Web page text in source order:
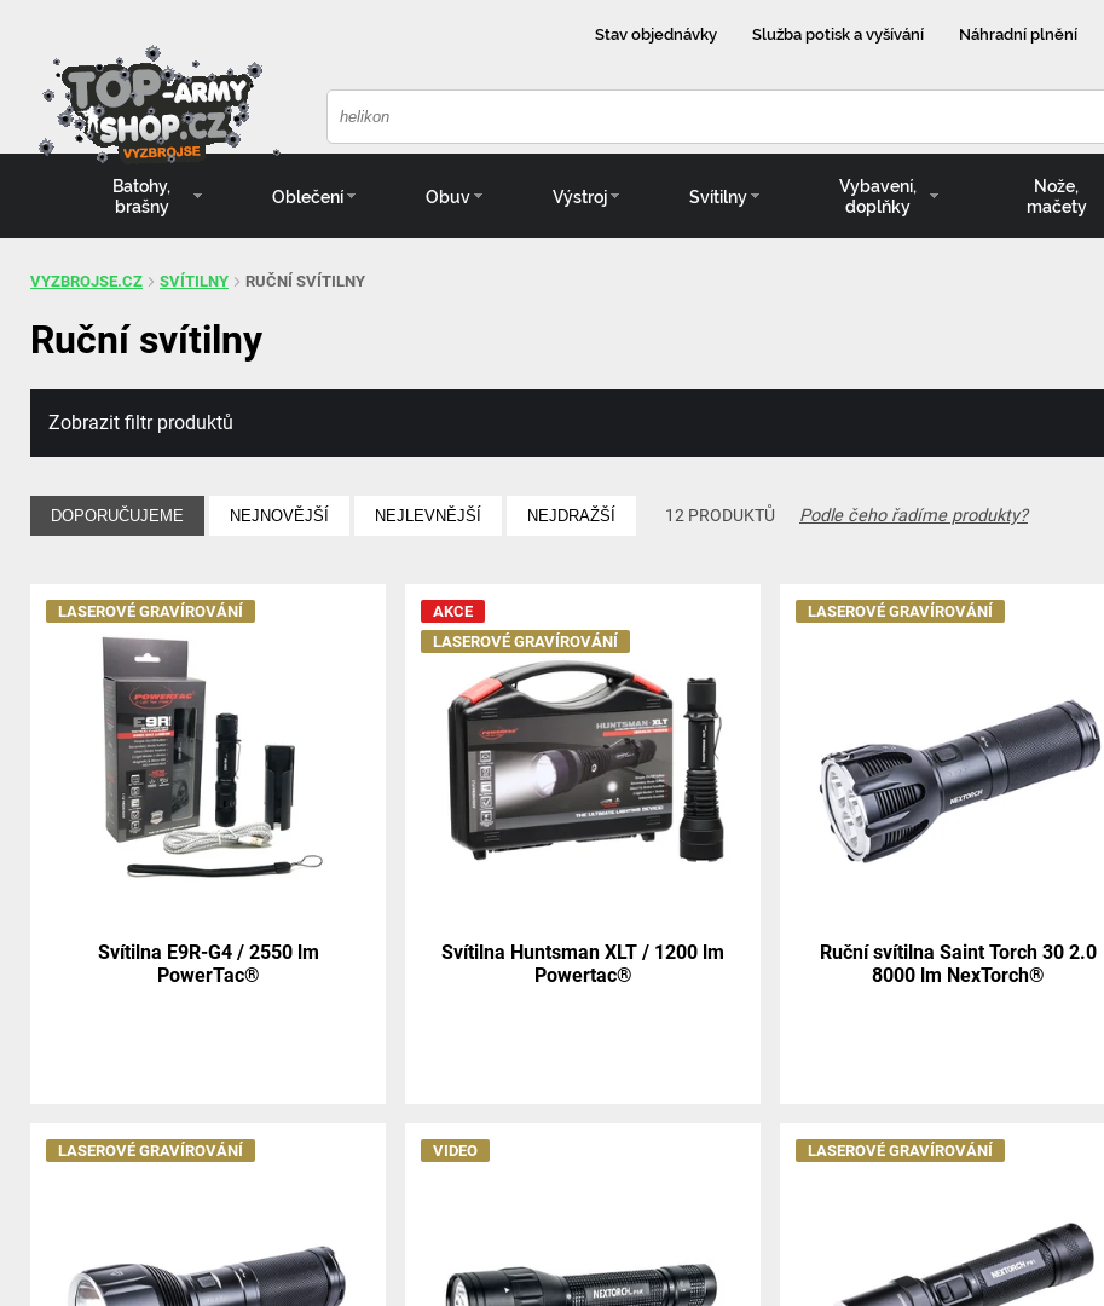
Stav objednávky Služba potisk a vyšívání Náhradní plnění
Batohy,
brašny
Oblečení Obuv Výstroj Svítilny
Vybavení,
doplňky
Nože,
mačety
VYZBROJSE.CZ SVÍTILNY RUČNÍ SVÍTILNY
Ruční svítilny
Zobrazit filtr produktů
DOPORUČUJEME NEJNOVĚJŠÍ NEJLEVNĚJŠÍ NEJDRAŽŠÍ 12 PRODUKTŮ Podle čeho řadíme produkty?
LASEROVÉ GRAVÍROVÁNÍ
Svítilna E9R-G4 / 2550 lm
PowerTac®
AKCE
LASEROVÉ GRAVÍROVÁNÍ
Svítilna Huntsman XLT / 1200 lm
Powertac®
LASEROVÉ GRAVÍROVÁNÍ
Ruční svítilna Saint Torch 30 2.0
8000 lm NexTorch®
LASEROVÉ GRAVÍROVÁNÍ VIDEO LASEROVÉ GRAVÍROVÁNÍ